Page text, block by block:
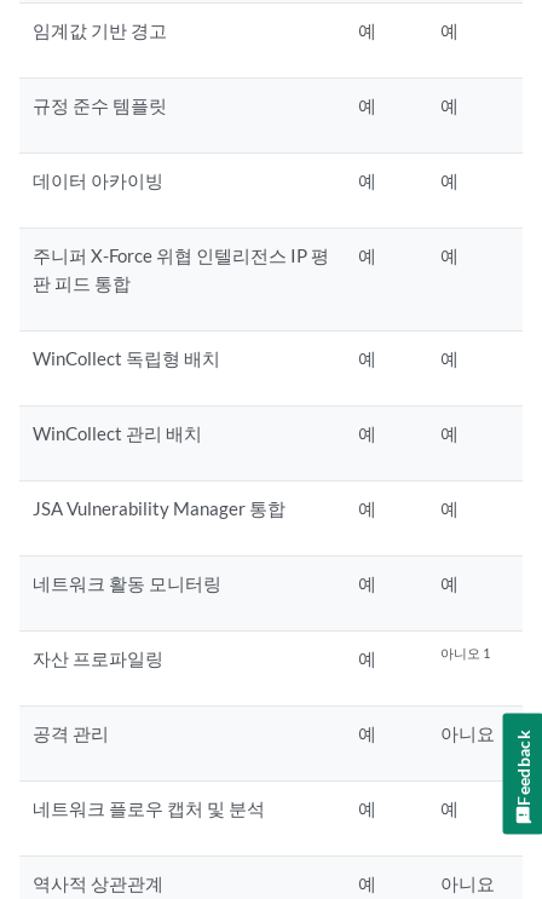
임계값 기반 경고 예 예
규정 준수 템플릿 예 예
데이터 아카이빙 예 예
주니퍼 X-Force 위협 인텔리전스 IP 평
판 피드 통합
예 예
WinCollect 독립형 배치 예 예
WinCollect 관리 배치 예 예
JSA Vulnerability Manager 통합 예 예
네트워크 활동 모니터링 예 예
자산 프로파일링 예 아니오 1
공격 관리 예 아니요
네트워크 플로우 캡처 및 분석 예 예
역사적 상관관계 예 아니요
Feedback